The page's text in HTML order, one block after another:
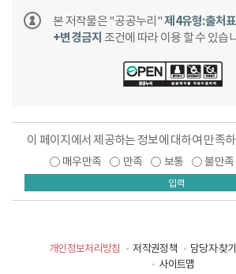
본 저작물은 "공공누리"제4유형:출처
+변경금지 조건에 따라 이용 할 수 있습
이 페이지에서 제공하는 정보에 대하여 만족
매우만족 만족 보통 불만족
입력
개인정보처리방침 저작권정책 담당자 찾기
사이트맵